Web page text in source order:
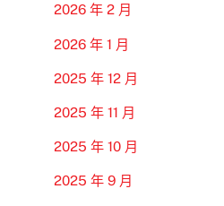
2026 年 2 月
2026 年 1 月
2025 年 12 月
2025 年 11 月
2025 年 10 月
2025 年 9 月